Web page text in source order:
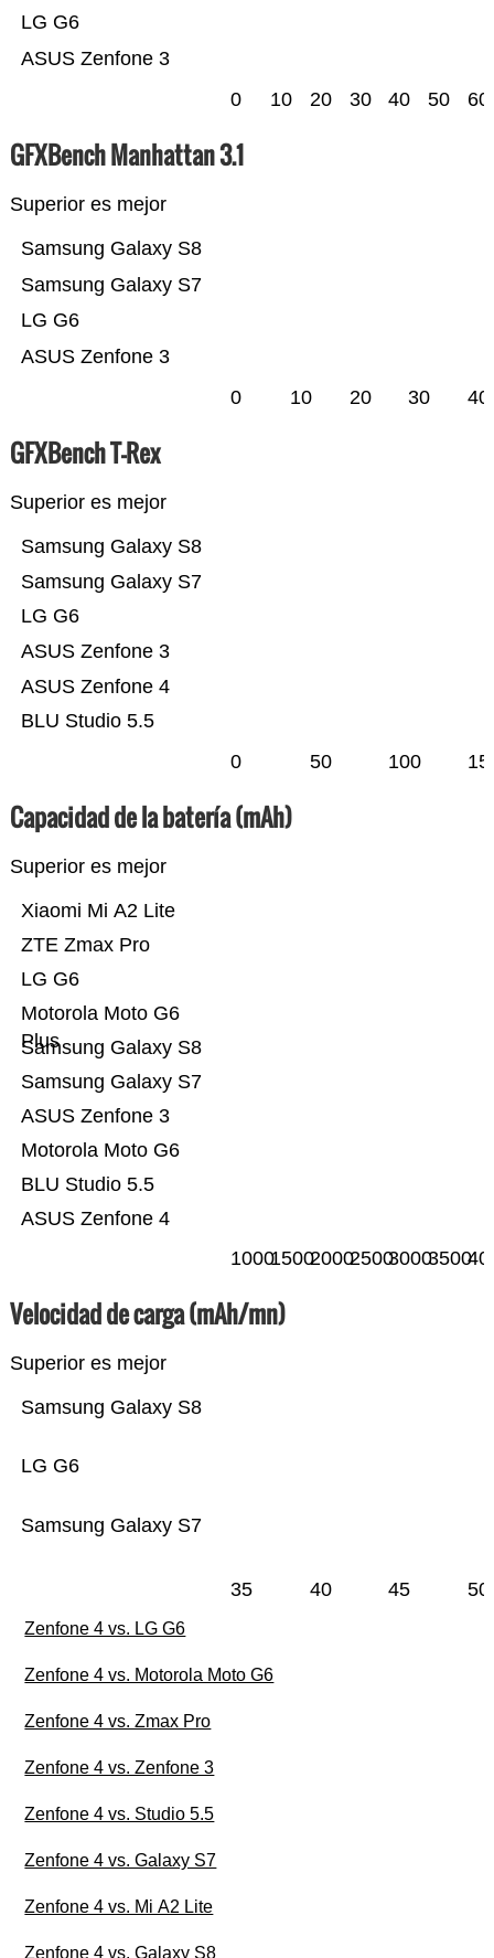
ASUS Zenfone 3
LG G6
0 10 20 30 40 50 60
GFXBench Manhattan 3.1
Superior es mejor
ASUS Zenfone 3
LG G6
Samsung Galaxy S7
Samsung Galaxy S8
0 10 20 30 40
GFXBench T-Rex
Superior es mejor
BLU Studio 5.5
ASUS Zenfone 4
ASUS Zenfone 3
LG G6
Samsung Galaxy S7
Samsung Galaxy S8
0 50 100
Capacidad de la batería (mAh)
Superior es mejor
ASUS Zenfone 4
BLU Studio 5.5
Motorola Moto G6
ASUS Zenfone 3
Samsung Galaxy S7
Samsung Galaxy S8
Motorola Moto G6
Plus
LG G6
ZTE Zmax Pro
Xiaomi Mi A2 Lite
100015002000250030003500
Velocidad de carga (mAh/mn)
Superior es mejor
Samsung Galaxy S7
LG G6
Samsung Galaxy S8
35 40 45 50
Zenfone 4 vs. LG G6
Zenfone 4 vs. Motorola Moto G6
Zenfone 4 vs. Zmax Pro
Zenfone 4 vs. Zenfone 3
Zenfone 4 vs. Studio 5.5
Zenfone 4 vs. Galaxy S7
Zenfone 4 vs. Mi A2 Lite
Zenfone 4 vs. Galaxy S8